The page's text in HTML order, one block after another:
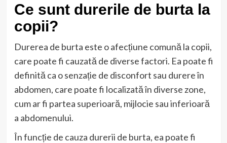
Ce sunt durerile de burta la
copii?
Durerea de burta este o afecțiune comună la copii,
care poate fi cauzată de diverse factori. Ea poate fi
definită ca o senzație de disconfort sau durere în
abdomen, care poate fi localizată în diverse zone,
cum ar fi partea superioară, mijlocie sau inferioară
a abdomenului.
În funcție de cauza durerii de burta, ea poate fi